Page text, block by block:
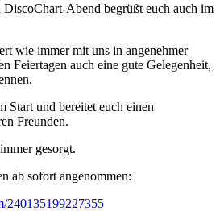
Abend begrüßt euch auch im
wie immer mit uns in angenehmer
Feiertagen auch eine gute Gelegenheit,
Start und bereitet euch einen
Freunden.
gesorgt.
ab sofort angenommen:
240135199227355